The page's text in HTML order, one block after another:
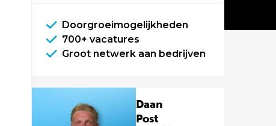
Doorgroeimogelijkheden
700+ vacatures
Groot netwerk aan bedrijven
Daan
Post